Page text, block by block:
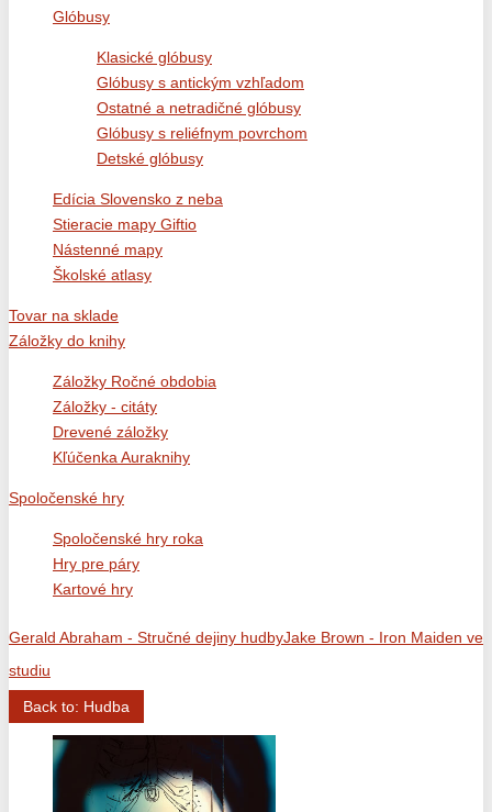
Glóbusy
Klasické glóbusy
Glóbusy s antickým vzhľadom
Ostatné a netradičné glóbusy
Glóbusy s reliéfnym povrchom
Detské glóbusy
Edícia Slovensko z neba
Stieracie mapy Giftio
Nástenné mapy
Školské atlasy
Tovar na sklade
Záložky do knihy
Záložky Ročné obdobia
Záložky - citáty
Drevené záložky
Kľúčenka Auraknihy
Spoločenské hry
Spoločenské hry roka
Hry pre páry
Kartové hry
Gerald Abraham - Stručné dejiny hudbyJake Brown - Iron Maiden ve
studiu
Back to: Hudba